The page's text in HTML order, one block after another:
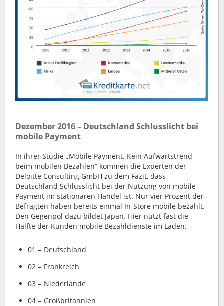
Dezember 2016 – Deutschland Schlusslicht bei
mobile Payment
In ihrer Studie „Mobile Payment. Kein Aufwärtstrend
beim mobilen Bezahlen“ kommen die Experten der
Deloitte Consulting GmbH zu dem Fazit, dass
Deutschland Schlusslicht bei der Nutzung von mobile
Payment im stationären Handel ist. Nur vier Prozent der
Befragten haben bereits einmal In-Store mobile bezahlt.
Den Gegenpol dazu bildet Japan. Hier nutzt fast die
Hälfte der Kunden mobile Bezahldienste im Laden.
01 = Deutschland
02 = Frankreich
03 = Niederlande
04 = Großbritannien